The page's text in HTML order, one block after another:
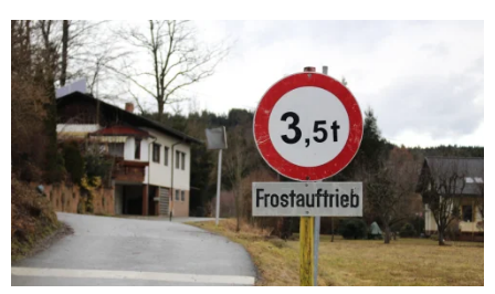
zur Sanierung des Kunstrasens im …